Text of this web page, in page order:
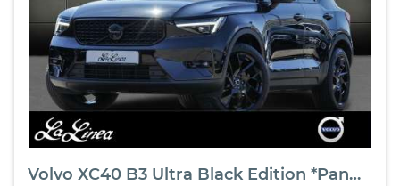
Volvo XC40 B3 Ultra Black Edition *Pano*360°*Memory